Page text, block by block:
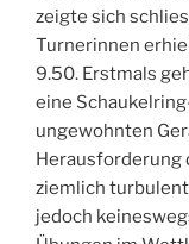
zeigte sich
Turnerinnen
9.50. Erstmals
eine
ungewohnten
Herausforderung
ziemlich
jedoch